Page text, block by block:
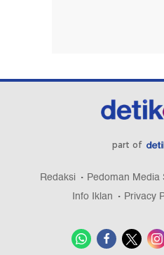
part of
Redaksi Pedoman Media
Info Iklan
Privacy